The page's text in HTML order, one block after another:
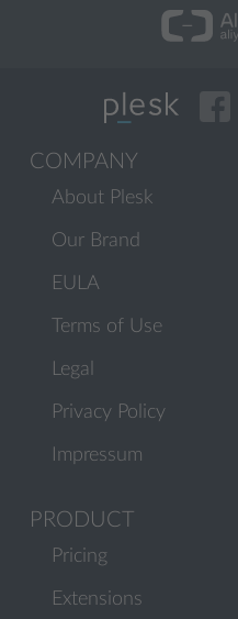
COMPANY
About Plesk
Our Brand
EULA
Terms of Use
Legal
Privacy Policy
Impressum
PRODUCT
Pricing
Extensions